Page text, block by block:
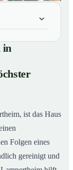
Sorgfalt
Einsatz
in
ist das Haus
Folgen eines
gereinigt und